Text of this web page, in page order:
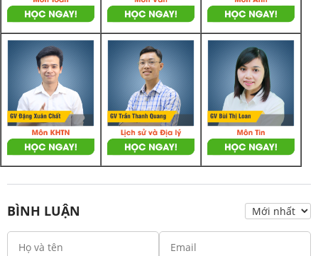
BÌNH LUẬN